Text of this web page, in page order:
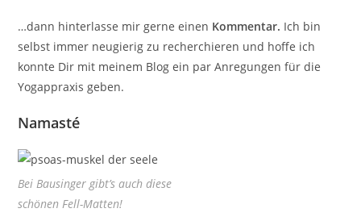
…dann hinterlasse mir gerne einen Kommentar. Ich bin
selbst immer neugierig zu recherchieren und hoffe ich
konnte Dir mit meinem Blog ein par Anregungen für die
Yogappraxis geben.
Namasté
Bei Bausinger gibt’s auch diese
schönen Fell-Matten!